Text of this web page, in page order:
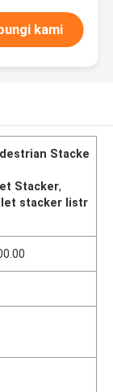
kami
Stacke
Stacker,
stacker listr